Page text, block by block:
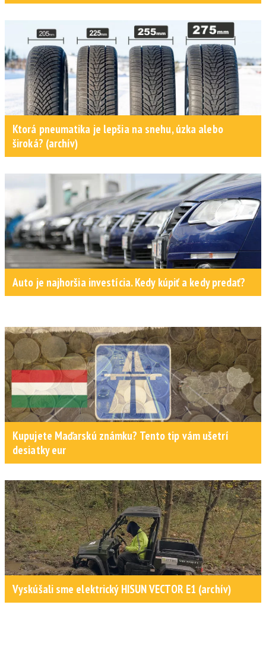
Ktorá pneumatika je lepšia na snehu, úzka alebo
široká? (archív)
Auto je najhoršia investícia. Kedy kúpiť a kedy predať?
Kupujete Maďarskú známku? Tento tip vám ušetrí
desiatky eur
Vyskúšali sme elektrický HISUN VECTOR E1 (archív)